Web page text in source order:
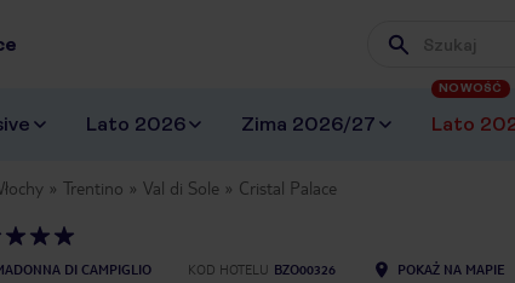
Wpisz frazę,
Lato 2026 Zima 2026/27 Lato
NOWOŚĆ
Trentino Val di Sole Cristal Palace
DI CAMPIGLIO KOD HOTELU BZO00326 POKAŻ NA MAPIE